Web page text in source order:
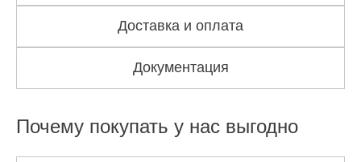
Доставка и оплата
Документация
Почему покупать у нас выгодно